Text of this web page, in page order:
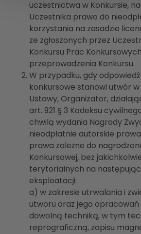
uczestnictwa w Konkursie,
Uczestnika prawo do
korzystania na zasadzie
ze zgłoszonych przez
Konkursu Prac
przeprowadzenia Konkursu.
W przypadku, gdy
konkursowe stanowi utwór
Ustawy, Organizator,
art. 921 § 3 Kodeksu
chwilą wydania Nagrody
nieodpłatnie autorskie
prawa zależne do
Konkursowej, bez
terytorialnych na
eksploatacji:
a) w zakresie utrwalania i
utworu oraz jego
dowolną techniką, w tym
reprograficzną, zapisu